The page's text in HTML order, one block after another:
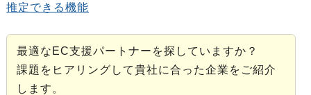
推定できる機能
最適なEC支援パートナーを探していますか？
課題をヒアリングして貴社に合った企業をご紹介
します。